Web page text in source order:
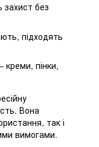
без
підходять
креми, пінки,
Вона
так і
вимогами.